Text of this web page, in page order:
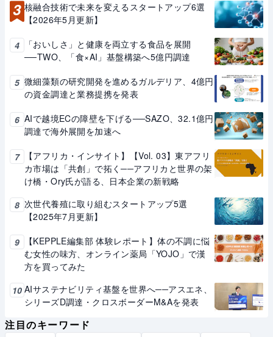
3 核融合技術で未来を変えるスタートアップ6選
【2026年5月更新】
4
「おいしさ」と健康を両立する食品を展開
──TWO、「食×AI」基盤構築へ5億円調達
5 微細藻類の研究開発を進めるガルデリア、4億円
の資金調達と業務提携を発表
6 AIで越境ECの障壁を下げる──SAZO、32.1億円
調達で海外展開を加速へ
7
【アフリカ・インサイト】【Vol. 03】東アフリ
カ市場は「共創」で拓く──アフリカと世界の架
け橋・Ory氏が語る、日本企業の新戦略
8 次世代養殖に取り組むスタートアップ5選
【2025年7月更新】
9
【KEPPLE編集部 体験レポート】体の不調に悩
む女性の味方、オンライン薬局「YOJO」で漢
方を買ってみた
10 AIサステナビリティ基盤を世界へ──アスエネ、
シリーズD調達・クロスボーダーM&Aを発表
注目のキーワード